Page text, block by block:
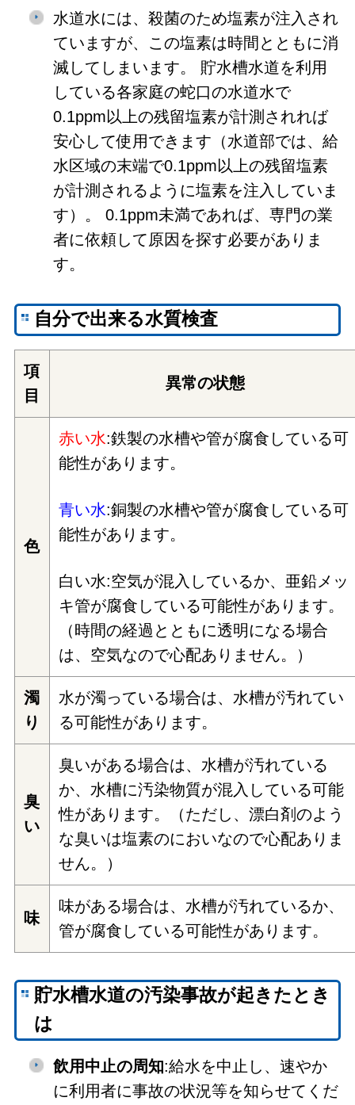
水道水には、殺菌のため塩素が注入され
ていますが、この塩素は時間とともに消
滅してしまいます。 貯水槽水道を利用
している各家庭の蛇口の水道水で
0.1ppm以上の残留塩素が計測されれば
安心して使用できます（水道部では、給
水区域の末端で0.1ppm以上の残留塩素
が計測されるように塩素を注入していま
す）。 0.1ppm未満であれば、専門の業
者に依頼して原因を探す必要がありま
す。
自分で出来る水質検査
項
目
異常の状態
色
赤い水:鉄製の水槽や管が腐食している可
能性があります。
青い水:銅製の水槽や管が腐食している可
能性があります。
白い水:空気が混入しているか、亜鉛メッ
キ管が腐食している可能性があります。
（時間の経過とともに透明になる場合
は、空気なので心配ありません。）
濁
り
水が濁っている場合は、水槽が汚れてい
る可能性があります。
臭
い
臭いがある場合は、水槽が汚れている
か、水槽に汚染物質が混入している可能
性があります。（ただし、漂白剤のよう
な臭いは塩素のにおいなので心配ありま
せん。）
味
味がある場合は、水槽が汚れているか、
管が腐食している可能性があります。
貯水槽水道の汚染事故が起きたとき
は
飲用中止の周知:給水を中止し、速やか
に利用者に事故の状況等を知らせてくだ